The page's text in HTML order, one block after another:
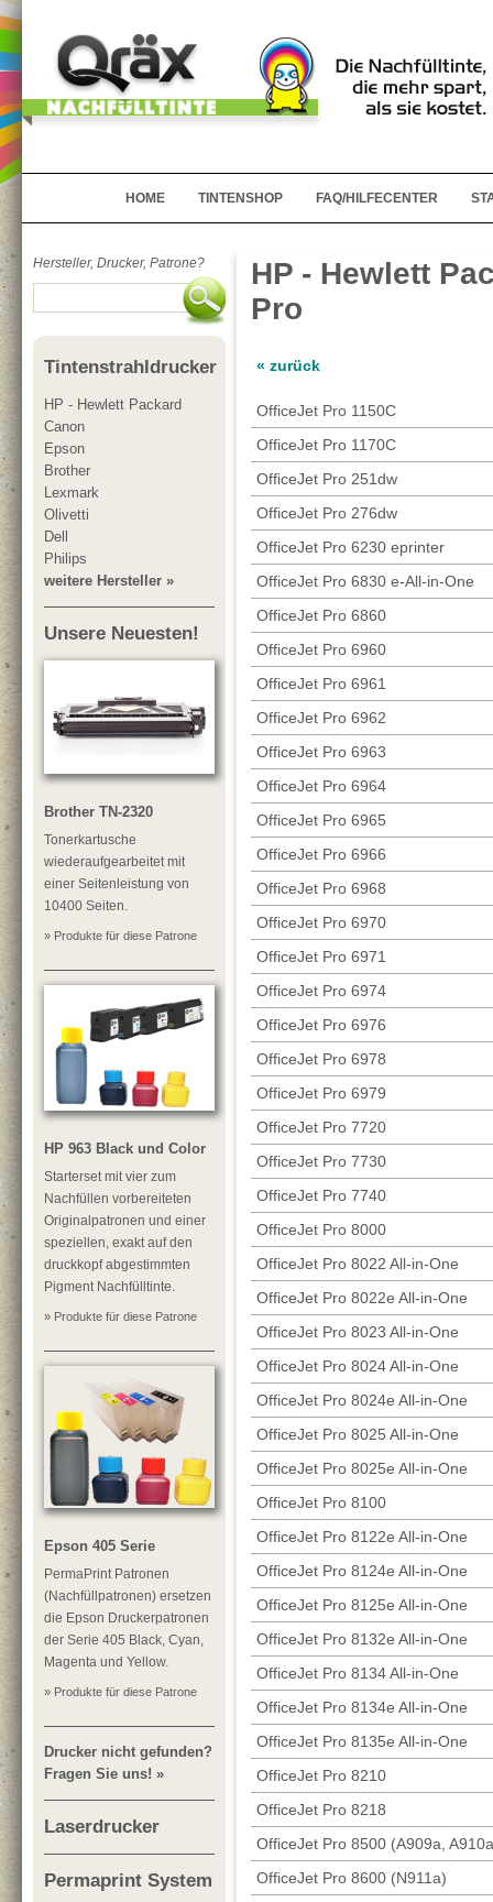
HOME TINTENSHOP FAQ/HILFECENTER
Hersteller, Drucker, Patrone?
Tintenstrahldrucker
HP - Hewlett Packard
Canon
Epson
Brother
Lexmark
Olivetti
Dell
Philips
weitere Hersteller »
Unsere Neuesten!
Brother TN-2320
Tonerkartusche
wiederaufgearbeitet mit
einer Seitenleistung von
10400 Seiten.
» Produkte für diese Patrone
HP 963 Black und Color
Starterset mit vier zum
Nachfüllen vorbereiteten
Originalpatronen und einer
speziellen, exakt auf den
druckkopf abgestimmten
Pigment Nachfülltinte.
» Produkte für diese Patrone
Epson 405 Serie
PermaPrint Patronen
(Nachfüllpatronen) ersetzen
die Epson Druckerpatronen
der Serie 405 Black, Cyan,
Magenta und Yellow.
» Produkte für diese Patrone
Drucker nicht gefunden?
Fragen Sie uns! »
Laserdrucker
Permaprint System
HP - Hewlett
Pro
« zurück
OfficeJet Pro 1150C
OfficeJet Pro 1170C
OfficeJet Pro 251dw
OfficeJet Pro 276dw
OfficeJet Pro 6230 eprinter
OfficeJet Pro 6830 e-All-in-One
OfficeJet Pro 6860
OfficeJet Pro 6960
OfficeJet Pro 6961
OfficeJet Pro 6962
OfficeJet Pro 6963
OfficeJet Pro 6964
OfficeJet Pro 6965
OfficeJet Pro 6966
OfficeJet Pro 6968
OfficeJet Pro 6970
OfficeJet Pro 6971
OfficeJet Pro 6974
OfficeJet Pro 6976
OfficeJet Pro 6978
OfficeJet Pro 6979
OfficeJet Pro 7720
OfficeJet Pro 7730
OfficeJet Pro 7740
OfficeJet Pro 8000
OfficeJet Pro 8022 All-in-One
OfficeJet Pro 8022e All-in-One
OfficeJet Pro 8023 All-in-One
OfficeJet Pro 8024 All-in-One
OfficeJet Pro 8024e All-in-One
OfficeJet Pro 8025 All-in-One
OfficeJet Pro 8025e All-in-One
OfficeJet Pro 8100
OfficeJet Pro 8122e All-in-One
OfficeJet Pro 8124e All-in-One
OfficeJet Pro 8125e All-in-One
OfficeJet Pro 8132e All-in-One
OfficeJet Pro 8134 All-in-One
OfficeJet Pro 8134e All-in-One
OfficeJet Pro 8135e All-in-One
OfficeJet Pro 8210
OfficeJet Pro 8218
OfficeJet Pro 8500 (A909a,
OfficeJet Pro 8600 (N911a)